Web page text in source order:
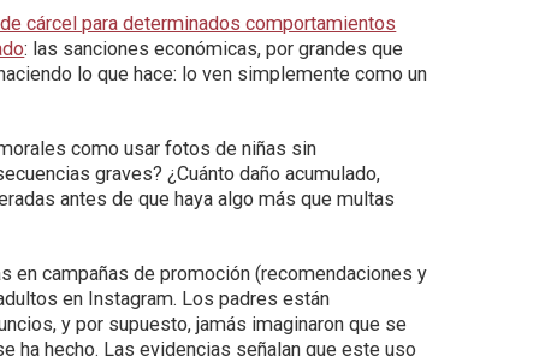
cárcel para determinados comportamientos
: las sanciones económicas, por grandes que
lo que hace: lo ven simplemente como un
como usar fotos de niñas sin
graves? ¿Cuánto daño acumulado,
antes de que haya algo más que multas
en campañas de promoción (recomendaciones y
en Instagram. Los padres están
y por supuesto, jamás imaginaron que se
ha hecho. Las evidencias señalan que este uso